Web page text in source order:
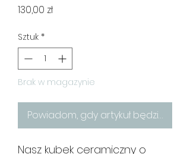
130,00 złCena
Sztuk *
Brak w magazynie
Powiadom, gdy artykuł będzie
Nasz kubek ceramiczny o